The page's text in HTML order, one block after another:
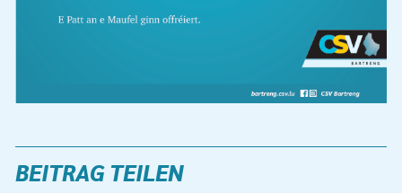
BEITRAG TEILEN